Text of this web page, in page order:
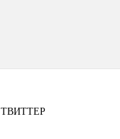
ТВИТТЕР